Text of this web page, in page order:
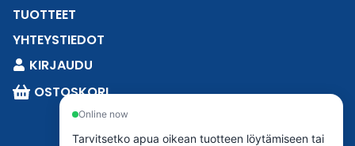
TUOTTEET
YHTEYSTIEDOT
KIRJAUDU
OSTOSKORI
Online now
Tarvitsetko apua oikean tuotteen löytämiseen tai